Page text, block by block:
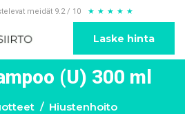
meidät 9.2 / 10 ★ ★ ★ ★ ★
Laske hinta
(U) 300 ml
Hiustenhoito